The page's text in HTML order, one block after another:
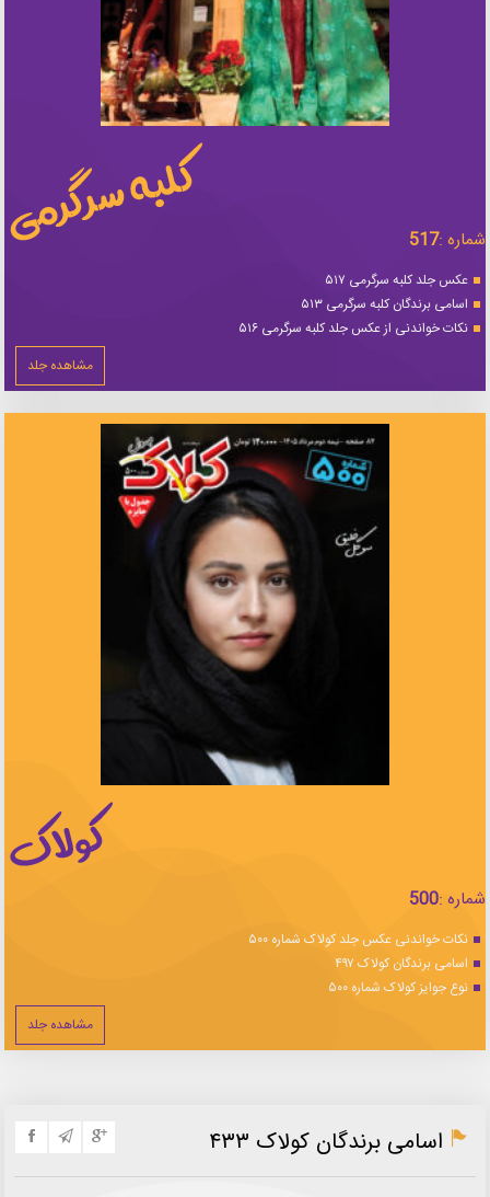
شماره :517
عکس جلد کلبه سرگرمی ۵۱۷
اسامی برندگان کلبه سرگرمی ۵۱۳
نکات خواندنی از عکس جلد کلبه سرگرمی ۵۱۶
مشاهده جلد
شماره :500
نکات خواندنی عکس جلد کولاک شماره ۵۰۰
اسامی برندگان کولاک ۴۹۷
نوع جوایز کولاک شماره ۵۰۰
مشاهده جلد
اسامی برندگان کولاک ۴۳۳